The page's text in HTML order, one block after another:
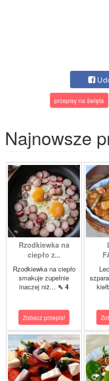
przepisy na święta
Najnowsze
Rzodkiewka na
ciepło z...
Rzodkiewka na ciepło
smakuje zupełnie
inaczej niż... ⇖ 4
Zobacz przepis!